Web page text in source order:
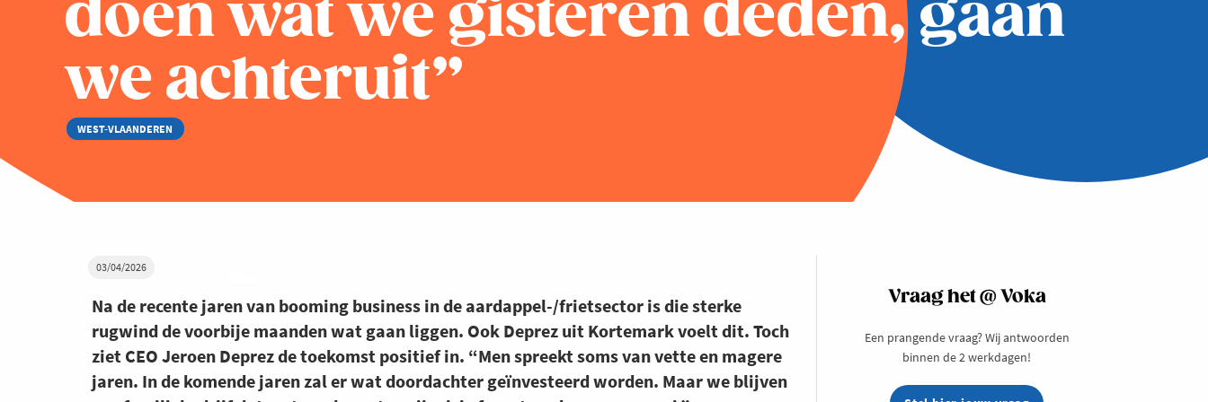
doen wat we gisteren deden, gaan
we achteruit”
WEST-VLAANDEREN
03/04/2026
Na de recente jaren van booming business in de aardappel-/frietsector is die sterke
rugwind de voorbije maanden wat gaan liggen. Ook Deprez uit Kortemark voelt dit. Toch
ziet CEO Jeroen Deprez de toekomst positief in. “Men spreekt soms van vette en magere
jaren. In de komende jaren zal er wat doordachter geïnvesteerd worden. Maar we blijven
Vraag het @ Voka
Een prangende vraag? Wij antwoorden
binnen de 2 werkdagen!